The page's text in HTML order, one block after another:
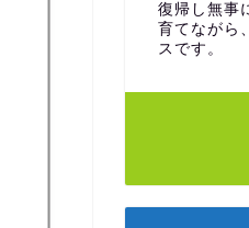
復帰し無事
育てながら
スです。